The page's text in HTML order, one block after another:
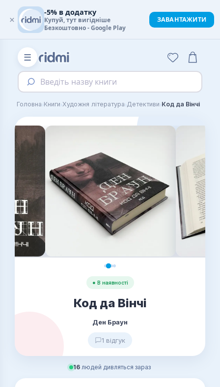
☰
Введіть назву книги
Головна›Книги›Художня література›Детективи›Код да Вінчі
● В наявності
Код да Вінчі
Ден Браун
1 відгук
16 людей дивляться зараз
×
-5% в додатку
Купуй, тут вигідніше
Безкоштовно - Google Play
ЗАВАНТАЖИТИ